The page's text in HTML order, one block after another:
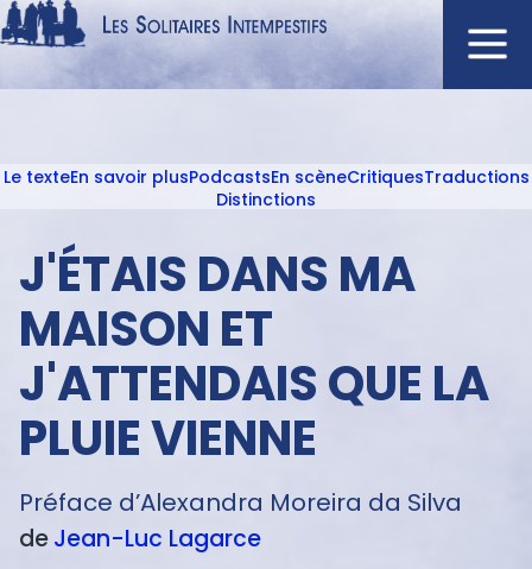
Aller
au
principal
Navigation
ACCUEIL
AUTEURS
À L'AFFICHE
CATALOGUE
DISTINCTIONS
CRITIQUES
PODCASTS
Le texteEn savoir plusPodcastsEn scèneCritiquesTraductions
Distinctions
J'ÉTAIS DANS MA
MAISON ET
J'ATTENDAIS QUE LA
PLUIE VIENNE
Préface d’Alexandra Moreira da Silva
deJean-Luc Lagarce